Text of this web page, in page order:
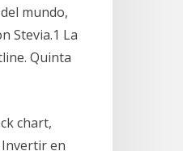
mundo,
Stevia.1 La
Quinta
chart,
Invertir en